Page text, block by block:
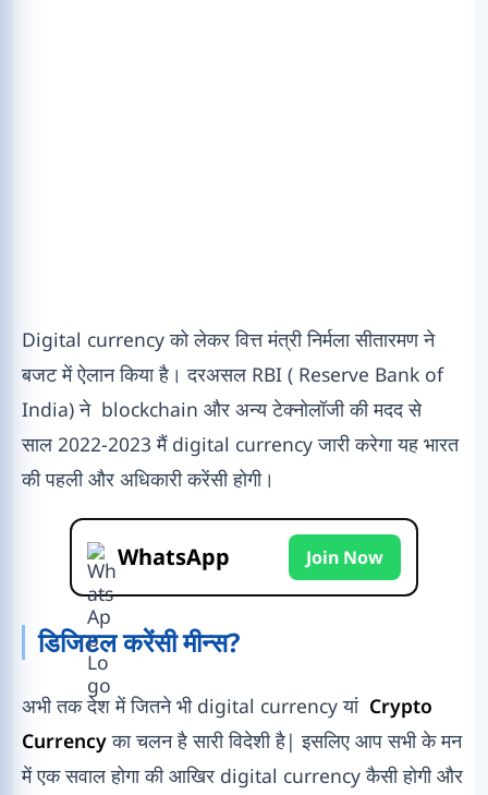
Digital currency को लेकर वित्त मंत्री निर्मला सीतारमण ने
बजट में ऐलान किया है। दरअसल RBI ( Reserve Bank of
India) ने blockchain और अन्य टेक्नोलॉजी की मदद से
साल 2022-2023 मैं digital currency जारी करेगा यह भारत
की पहली और अधिकारी करेंसी होगी।
WhatsApp Join Now
डिजिटल करेंसी मीन्स?
अभी तक देश में जितने भी digital currency यां Crypto
Currencyका चलन है सारी विदेशी है| इसलिए आप सभी के मन
में एक सवाल होगा की आखिर digital currency कैसी होगी और